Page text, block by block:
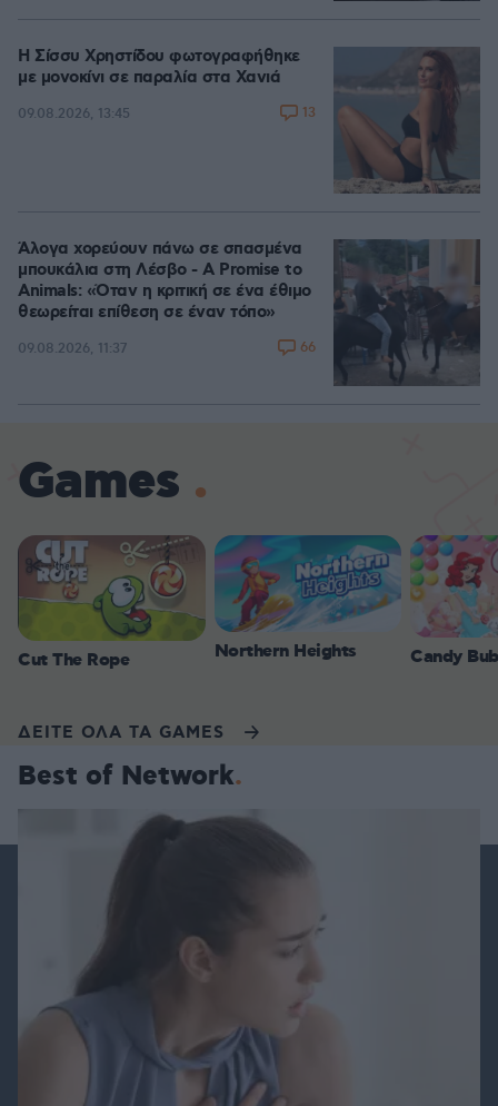
Η Σίσσυ Χρηστίδου φωτογραφήθηκε
με μονοκίνι σε παραλία στα Χανιά
09.08.2026, 13:45 13
Άλογα χορεύουν πάνω σε σπασμένα
μπουκάλια στη Λέσβο - A Promise to
Animals: «Όταν η κριτική σε ένα έθιμο
θεωρείται επίθεση σε έναν τόπο»
09.08.2026, 11:37 66
Games
Cut The Rope Northern Heights Candy
ΔΕΙΤΕ ΟΛΑ ΤΑ GAMES
Best of Network